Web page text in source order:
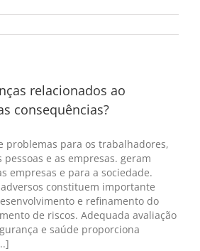
relacionados ao
consequências?
problemas para os trabalhadores,
e as empresas. geram
empresas e para a sociedade.
constituem importante
e refinamento do
de riscos. Adequada avaliação
e saúde proporciona